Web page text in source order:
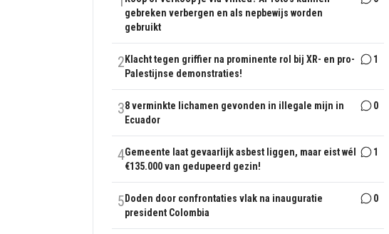
gebreken verbergen en als nepbewijs worden
gebruikt
2 Klacht tegen griffier na prominente rol bij XR- en pro-
Palestijnse demonstraties!
1
38 verminkte lichamen gevonden in illegale mijn in
Ecuador
0
4Gemeente laat gevaarlijk asbest liggen, maar eist wél
€135.000 van gedupeerd gezin!
1
5 Doden door confrontaties vlak na inauguratie
president Colombia
0